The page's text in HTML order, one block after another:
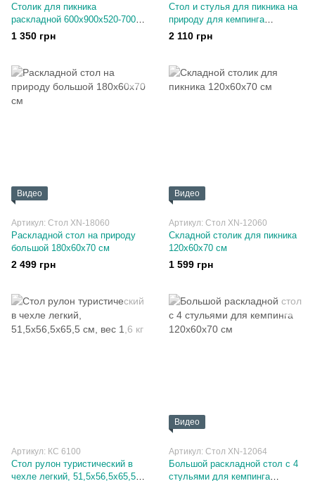
Столик для пикника
раскладной 600х900x520-700
см, вес 4,4 кг
1 350 грн
Стол и стулья для пикника на
природу для кемпинга
110х70х70 см
2 110 грн
Видео
Артикул: Стол XN-18060
Раскладной стол на природу
большой 180х60х70 см
2 499 грн
Видео
Артикул: Стол XN-12060
Складной столик для пикника
120х60х70 см
1 599 грн
Артикул: КС 6100
Cтол рулон туристический в
чехле легкий, 51,5х56,5х65,5
Видео
Артикул: Стол XN-12064
Большой раскладной стол с 4
стульями для кемпинга